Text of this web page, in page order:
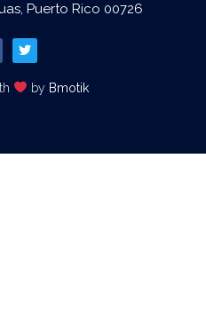
Puerto Rico 00726
by Bmotik